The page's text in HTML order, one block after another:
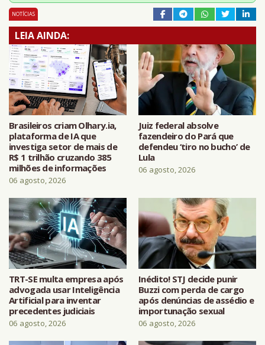
NOTÍCIAS
LEIA AINDA:
Brasileiros criam Olhary.ia,
plataforma de IA que
investiga setor de mais de
R$ 1 trilhão cruzando 385
milhões de informações
06 agosto, 2026
Juiz federal absolve
fazendeiro do Pará que
defendeu ‘tiro no bucho’ de
Lula
06 agosto, 2026
TRT-SE multa empresa após
advogada usar Inteligência
Artificial para inventar
precedentes judiciais
06 agosto, 2026
Inédito! STJ decide punir
Buzzi com perda de cargo
após denúncias de assédio e
importunação sexual
06 agosto, 2026